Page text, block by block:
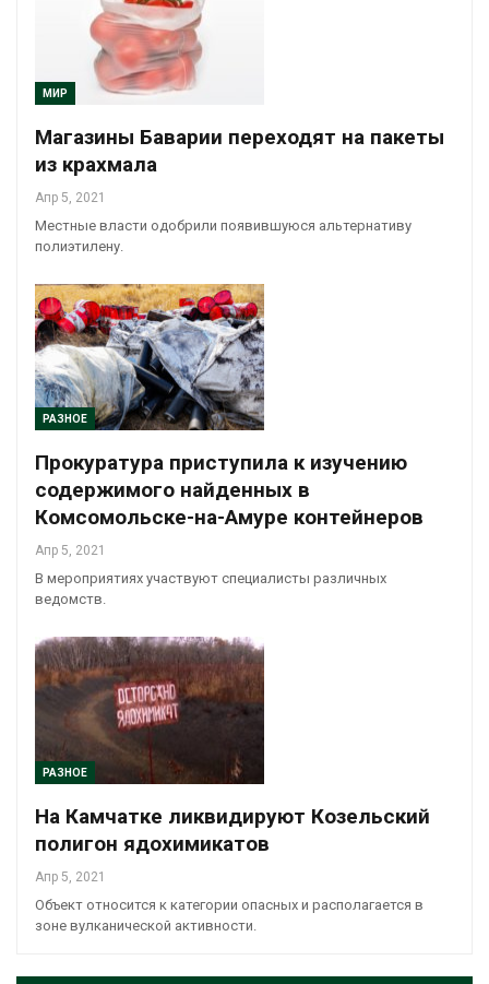
МИР
Магазины Баварии переходят на пакеты
из крахмала
Апр 5, 2021
Местные власти одобрили появившуюся альтернативу
полиэтилену.
РАЗНОЕ
Прокуратура приступила к изучению
содержимого найденных в
Комсомольске-на-Амуре контейнеров
Апр 5, 2021
В мероприятиях участвуют специалисты различных
ведомств.
РАЗНОЕ
На Камчатке ликвидируют Козельский
полигон ядохимикатов
Апр 5, 2021
Объект относится к категории опасных и располагается в
зоне вулканической активности.